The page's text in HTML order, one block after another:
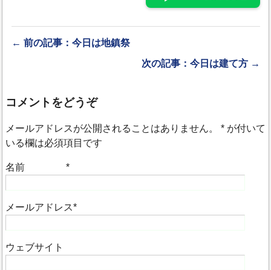
← 前の記事：今日は地鎮祭
次の記事：今日は建て方 →
コメントをどうぞ
メールアドレスが公開されることはありません。* が付いて
いる欄は必須項目です
名前 *
メールアドレス*
ウェブサイト